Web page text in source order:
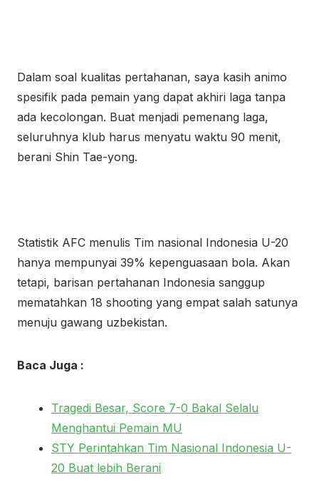
Dalam soal kualitas pertahanan, saya kasih animo
spesifik pada pemain yang dapat akhiri laga tanpa
ada kecolongan. Buat menjadi pemenang laga,
seluruhnya klub harus menyatu waktu 90 menit,
berani Shin Tae-yong.
Statistik AFC menulis Tim nasional Indonesia U-20
hanya mempunyai 39% kepenguasaan bola. Akan
tetapi, barisan pertahanan Indonesia sanggup
mematahkan 18 shooting yang empat salah satunya
menuju gawang uzbekistan.
Baca Juga :
Tragedi Besar, Score 7-0 Bakal Selalu
Menghantui Pemain MU
STY Perintahkan Tim Nasional Indonesia U-
20 Buat lebih Berani